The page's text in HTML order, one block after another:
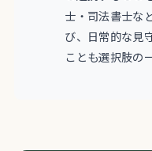
士・司法書士な
び、日常的な見
ことも選択肢の